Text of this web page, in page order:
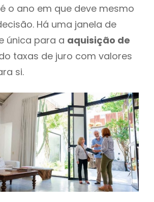
o ano em que deve mesmo
Há uma janela de
única para a aquisição de
taxas de juro com valores
si.